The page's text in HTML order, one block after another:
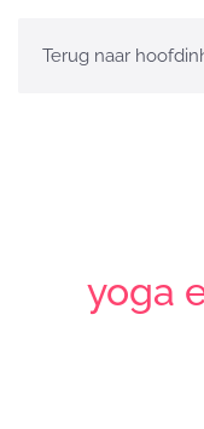
Terug naarEVEN
yoga